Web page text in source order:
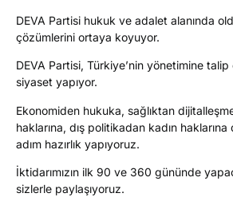
DEVA Partisi hukuk ve adalet alanında
çözümlerini ortaya koyuyor.
DEVA Partisi, Türkiye’nin yönetimine talip
siyaset yapıyor.
Ekonomiden hukuka, sağlıktan
haklarına, dış politikadan kadın
adım hazırlık yapıyoruz.
İktidarımızın ilk 90 ve 360 gününde
sizlerle paylaşıyoruz.